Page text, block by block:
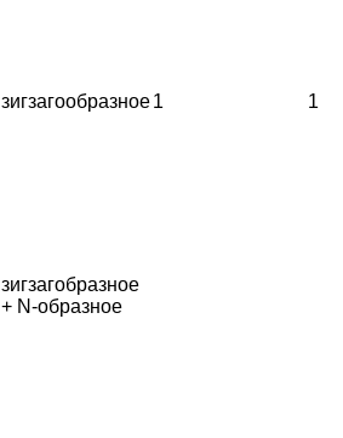
зигзагообразное1 1
зигзагобразное
+ N-образное